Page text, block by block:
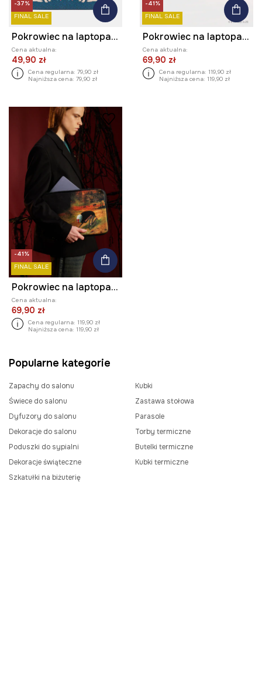
-37%
FINAL SALE
Pokrowiec na laptopa w psy
Cena aktualna:
49,90 zł
Cena regularna: 79,90 zł
Najniższa cena: 79,90 zł
-41%
FINAL SALE
Pokrowiec na laptopa z kolekcji Harry Potter
Cena aktualna:
69,90 zł
Cena regularna: 119,90 zł
Najniższa cena: 119,90 zł
-41%
FINAL SALE
Pokrowiec na laptopa z kolekcji Zdzisław Beksiński x Medicine
Cena aktualna:
69,90 zł
Cena regularna: 119,90 zł
Najniższa cena: 119,90 zł
Popularne kategorie
Zapachy do salonu
Świece do salonu
Dyfuzory do salonu
Dekoracje do salonu
Poduszki do sypialni
Dekoracje świąteczne
Szkatułki na biżuterię
Kubki
Zastawa stołowa
Parasole
Torby termiczne
Butelki termiczne
Kubki termiczne